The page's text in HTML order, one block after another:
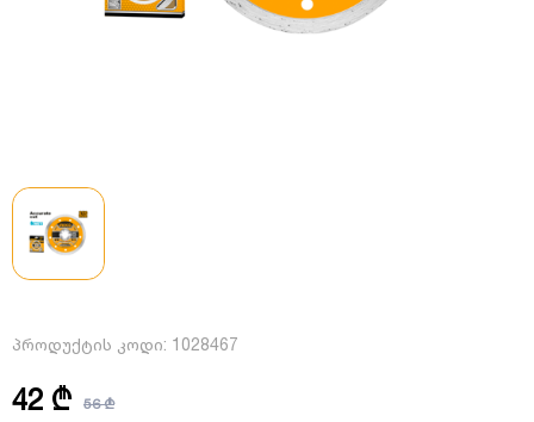
პროდუქტის კოდი: 1028467
42 ₾ 56 ₾